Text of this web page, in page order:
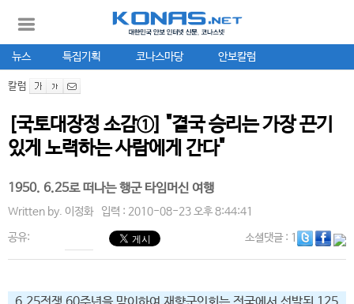
뉴스 특집기획 코나스마당 안보칼럼
칼럼
[국토대장정 소감①] "결국 승리는 가장 끈기
있게 노력하는 사람에게 간다"
1950. 6.25로 떠나는 행군 타임머신 여행
Written by. 이정화 입력 : 2010-08-23 오후 8:44:41
공유: 소셜댓글: 1